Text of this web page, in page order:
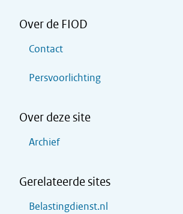
Over de FIOD
Contact
Persvoorlichting
Over deze site
Archief
Gerelateerde sites
Belastingdienst.nl